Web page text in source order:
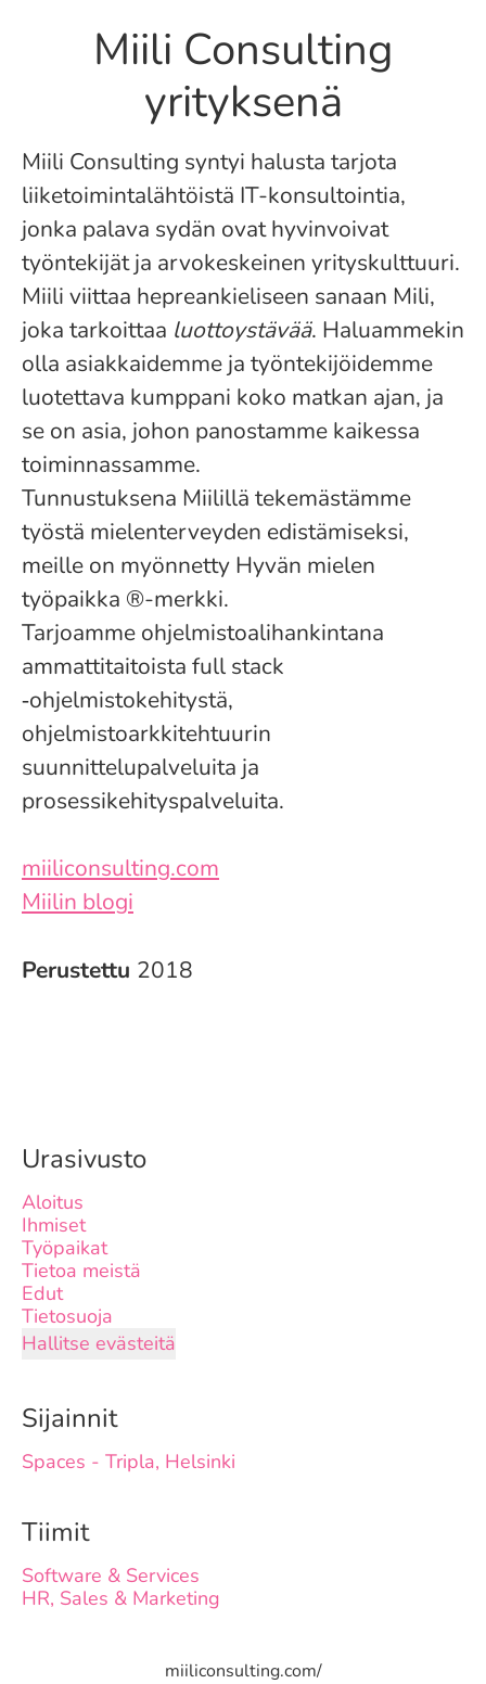
Miili Consulting
yrityksenä
Miili Consulting syntyi halusta tarjota
liiketoimintalähtöistä IT-konsultointia,
jonka palava sydän ovat hyvinvoivat
työntekijät ja arvokeskeinen yrityskulttuuri.
Miili viittaa hepreankieliseen sanaan Mili,
joka tarkoittaa luottoystävää. Haluammekin
olla asiakkaidemme ja työntekijöidemme
luotettava kumppani koko matkan ajan, ja
se on asia, johon panostamme kaikessa
toiminnassamme.
Tunnustuksena Miilillä tekemästämme
työstä mielenterveyden edistämiseksi,
meille on myönnetty Hyvän mielen
työpaikka ®-merkki.
Tarjoamme ohjelmistoalihankintana
ammattitaitoista full stack
‑ohjelmistokehitystä,
ohjelmistoarkkitehtuurin
suunnittelupalveluita ja
prosessikehityspalveluita.
miiliconsulting.com
Miilin blogi
Perustettu 2018
Urasivusto
Aloitus
Ihmiset
Työpaikat
Tietoa meistä
Edut
Tietosuoja
Hallitse evästeitä
Sijainnit
Spaces - Tripla, Helsinki
Tiimit
Software & Services
HR, Sales & Marketing
miiliconsulting.com/